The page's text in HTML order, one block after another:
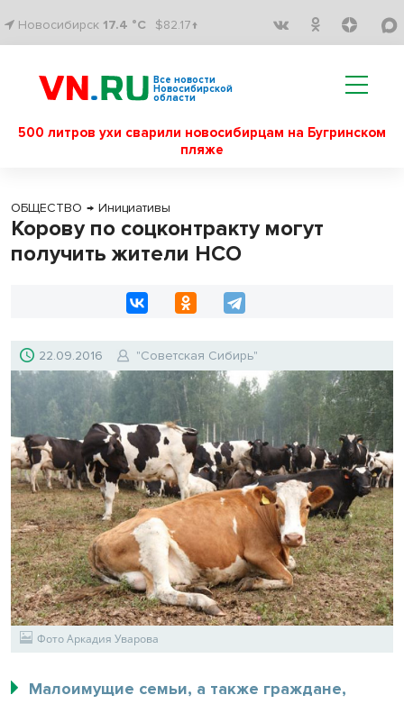
Новосибирск 17.4 °C $82.17↑
Все новости
Новосибирской
области
500 литров ухи сварили новосибирцам на Бугринском
пляже
ОБЩЕСТВО → Инициативы
Корову по соцконтракту могут
получить жители НСО
22.09.2016 "Советская Сибирь"
Фото Аркадия Уварова
Малоимущие семьи, а также граждане,